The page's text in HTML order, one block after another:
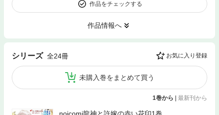
作品をチェックする
作品情報へ
シリーズ 全24冊 お気に入り登録
未購入巻をまとめて買う
1巻から 最新刊から